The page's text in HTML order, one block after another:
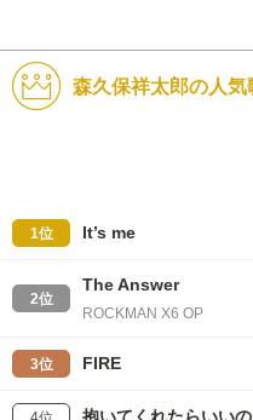
森久保祥太郎の人
1位 It’s me
2位
The Answer
ROCKMAN X6 OP
3位 FIRE